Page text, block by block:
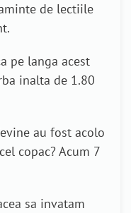
de lectiile
pe langa acest
inalta de 1.80
au fost acolo
copac? Acum 7
sa invatam